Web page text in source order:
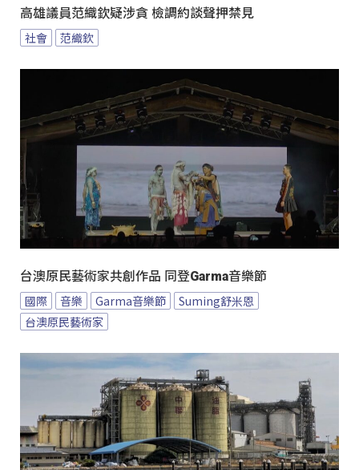
高雄議員范織欽疑涉貪 檢調約談聲押禁見
社會 范織欽
台澳原民藝術家共創作品 同登Garma音樂節
國際 音樂 Garma音樂節
Suming舒米恩
台澳原民藝術家